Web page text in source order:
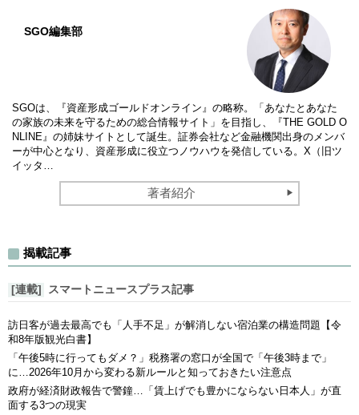
SGO編集部
SGOは、『資産形成ゴールドオンライン』の略称。「あなたとあなた
の家族の未来を守るための総合情報サイト」を目指し、『THE GOLD O
NLINE』の姉妹サイトとして誕生。証券会社など金融機関出身のメンバ
ーが中心となり、資産形成に役立つノウハウを発信している。X（旧ツ
イッタ…
著者紹介
揭載記事
[連載] スマートニュースプラス記事
訪日客が過去最高でも「人手不足」が解消しない宿泊業の構造問題【令
和8年版観光白書】
「午後5時に行ってもダメ？」税務署の窓口が全国で「午後3時まで」
に…2026年10月から変わる新ルールと知っておきたい注意点
政府が経済財政報告で警鐘…「賃上げでも豊かにならない日本人」が直
面する3つの現実